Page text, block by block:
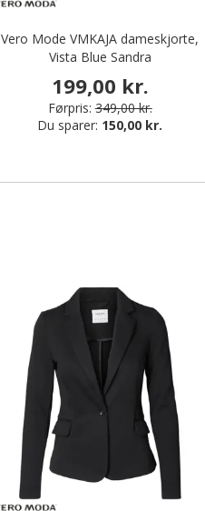
Vero Mode VMKAJA dameskjorte,
Vista Blue Sandra
199,00 kr.
Førpris: 349,00 kr.
Du sparer: 150,00 kr.